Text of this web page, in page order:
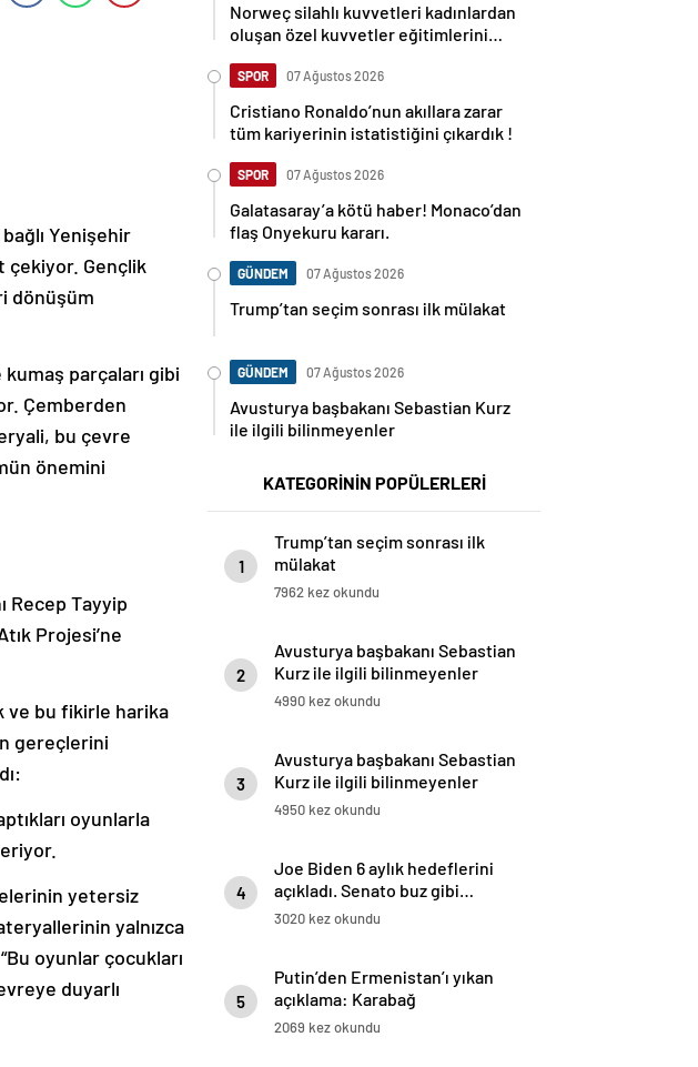
Yenişehir
çekiyor. Gençlik
dönüşüm
parçaları gibi
Çemberden
bu çevre
önemini
Recep Tayyip
Projesi’ne
ve bu fikirle harika
gereçlerini
oyunlarla
yetersiz
yalnızca
oyunlar çocukları
duyarlı
Norweç silahlı kuvvetleri kadınlardan
oluşan özel kuvvetler eğitimlerini
SPOR 07 Ağustos 2026
Cristiano Ronaldo’nun akıllara zarar
tüm kariyerinin istatistiğini çıkardık !
SPOR 07 Ağustos 2026
Galatasaray’a kötü haber! Monaco’dan
flaş Onyekuru kararı.
GÜNDEM 07 Ağustos 2026
Trump’tan seçim sonrası ilk mülakat
GÜNDEM 07 Ağustos 2026
Avusturya başbakanı Sebastian Kurz
ile ilgili bilinmeyenler
KATEGORİNİN POPÜLERLERİ
1
Trump’tan seçim sonrası ilk
mülakat
7962 kez okundu
2
Avusturya başbakanı Sebastian
Kurz ile ilgili bilinmeyenler
4990 kez okundu
3
Avusturya başbakanı Sebastian
Kurz ile ilgili bilinmeyenler
4950 kez okundu
4
Joe Biden 6 aylık hedeflerini
açıkladı. Senato buz gibi…
3020 kez okundu
5
Putin’den Ermenistan’ı yıkan
açıklama: Karabağ
Azerbaycan’ın ayrılmaz bir
2069 kez okundu